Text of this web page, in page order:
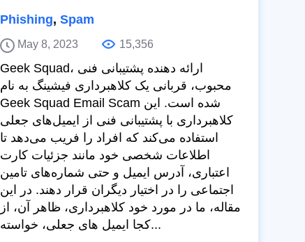
Phishing, Spam
May 8, 2023 15,356
Geek Squad، ارائه دهنده پشتیبانی فنی
محبوب، قربانی یک کلاهبرداری فیشینگ به نام
Geek Squad Email Scam شده است. این
کلاهبرداری با پشتیبانی فنی از ایمیل‌های جعلی
استفاده می‌کند که افراد را فریب می‌دهد تا
اطلاعات شخصی خود مانند جزئیات کارت
اعتباری، آدرس ایمیل و حتی شماره‌های تامین
اجتماعی را در اختیار دیگران قرار دهند. در این
مقاله، ما در مورد خود کلاهبرداری، ظاهر آن، از
کجا ایمیل های جعلی، خواسته...